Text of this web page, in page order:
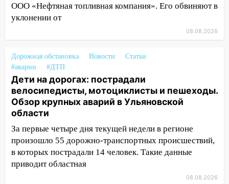
16:12 В Ульяновском госуниверситете
разработают отечественный прибор для
15:47
за абонементы закрывшегося фитнес-
клуба «Рекорд-Fitness»
15:34 После вмешательства
прокуратуры в селах Ульяновской
области привели в порядок детские
площадки
15:27 Прокуратура проверяет
капремонт школы в селе Кивать
В Кузоватово после прокурорской
ООО «Нефтяная топливная компания». Его обвиняют в
уклонении от
08.08.2026
Дорожная обстановка Новости
Статьи
#аварии
#ДТП
Дети на дорогах: пострадали
велосипедисты, мотоциклисты и пешеходы.
Обзор крупных аварий в Ульяновской
области
За первые четыре дня текущей недели в регионе
произошло 55 дорожно-транспортных происшествий,
в которых пострадали 14 человек. Такие данные
приводит областная
08.08.2026